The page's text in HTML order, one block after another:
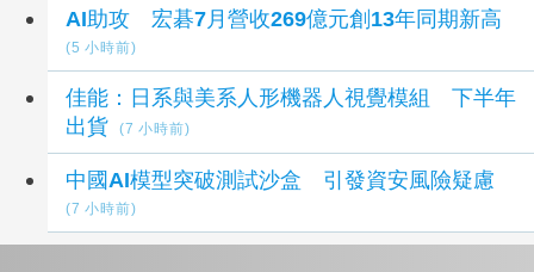
AI助攻 宏碁7月營收269億元創13年同期新高
(5 小時前)
佳能：日系與美系人形機器人視覺模組 下半年
出貨
(7 小時前)
中國AI模型突破測試沙盒 引發資安風險疑慮
(7 小時前)